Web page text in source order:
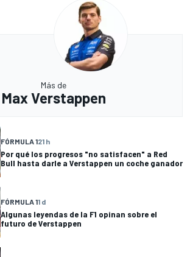
Más de
Max Verstappen
FÓRMULA 121 h
Por qué los progresos "no satisfacen" a Red
Bull hasta darle a Verstappen un coche ganador
FÓRMULA 11 d
Algunas leyendas de la F1 opinan sobre el
futuro de Verstappen